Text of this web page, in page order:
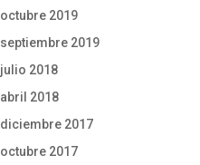
octubre 2019
septiembre 2019
julio 2018
abril 2018
diciembre 2017
octubre 2017